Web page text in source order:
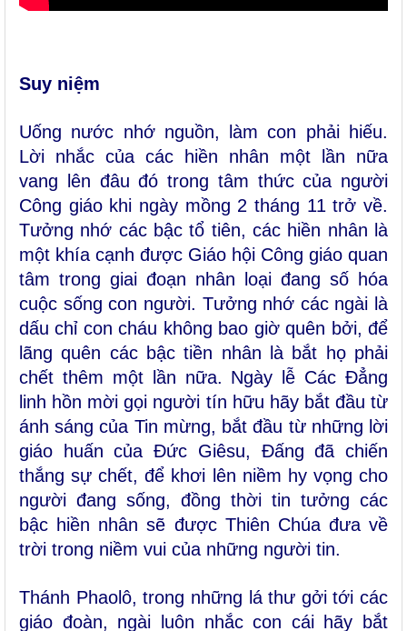
Suy niệm
Uống nước nhớ nguồn, làm con phải hiếu.
Lời nhắc của các hiền nhân một lần nữa
vang lên đâu đó trong tâm thức của người
Công giáo khi ngày mồng 2 tháng 11 trở về.
Tưởng nhớ các bậc tổ tiên, các hiền nhân là
một khía cạnh được Giáo hội Công giáo quan
tâm trong giai đoạn nhân loại đang số hóa
cuộc sống con người. Tưởng nhớ các ngài là
dấu chỉ con cháu không bao giờ quên bởi, để
lãng quên các bậc tiền nhân là bắt họ phải
chết thêm một lần nữa. Ngày lễ Các Đẳng
linh hồn mời gọi người tín hữu hãy bắt đầu từ
ánh sáng của Tin mừng, bắt đầu từ những lời
giáo huấn của Đức Giêsu, Đấng đã chiến
thắng sự chết, để khơi lên niềm hy vọng cho
người đang sống, đồng thời tin tưởng các
bậc hiền nhân sẽ được Thiên Chúa đưa về
trời trong niềm vui của những người tin.
Thánh Phaolô, trong những lá thư gởi tới các
giáo đoàn, ngài luôn nhắc con cái hãy bắt